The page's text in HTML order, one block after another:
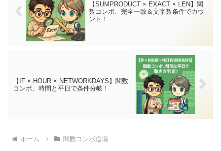
【SUMPRODUCT × EXACT × LEN】関
数コンボ、完全一致＆文字数条件でカウ
ント！
【IF × HOUR × NETWORKDAYS】関数
コンボ、時間と平日で条件分岐！
ホーム 関数コンボ道場